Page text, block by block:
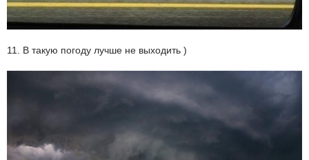
11. В такую погоду лучше не выходить )